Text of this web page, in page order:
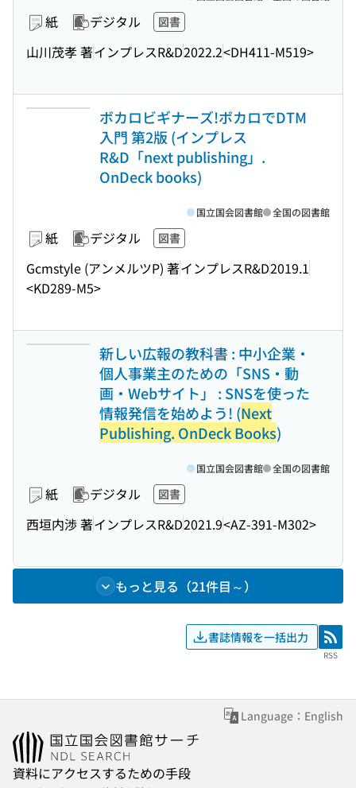
紙 デジタル 図書
山川茂孝 著インプレスR&D2022.2<DH411-M519>
ボカロビギナーズ!ボカロでDTM
入門 第2版 (インプレス
R&D「next publishing」.
OnDeck books)
紙 デジタル 図書
Gcmstyle (アンメルツP) 著インプレスR&D2019.1
<KD289-M5>
国立国会図書館 全国の図書館
新しい広報の教科書 : 中小企業・
個人事業主のための「SNS・動
画・Webサイト」 : SNSを使った
情報発信を始めよう! (Next
Publishing. OnDeck Books)
紙 デジタル 図書
西垣内渉 著インプレスR&D2021.9<AZ-391-M302>
国立国会図書館 全国の図書館
もっと見る（21件目～）
書誌情報を一括出力 RSS
RSS
Language：English
資料にアクセスするための手段